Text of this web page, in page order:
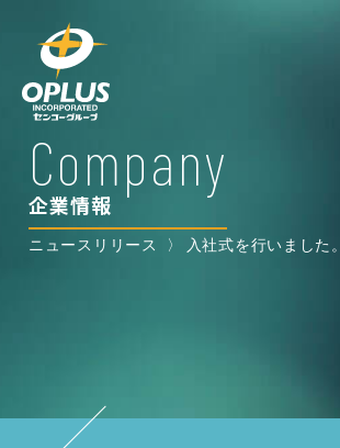
Company
企業情報
ニュースリリース 入社式を行いました。